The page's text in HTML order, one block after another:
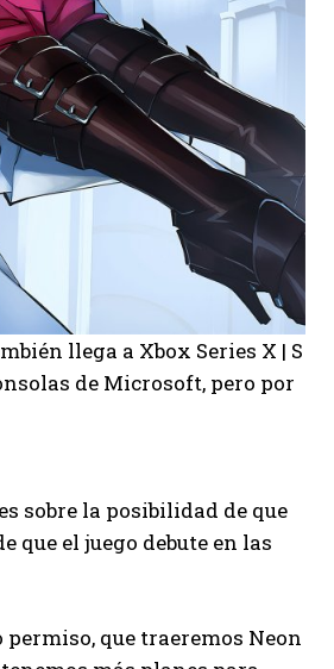
llega a Xbox Series X | S
de Microsoft, pero por
sobre la posibilidad de que
el juego debute en las
que traeremos Neon